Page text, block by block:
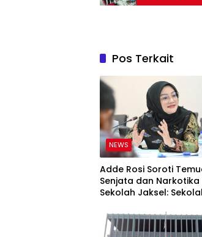
Pos Terkait
NEWS
Adde Rosi Soroti
Senjata dan Narkotika
Sekolah Jaksel:
Anak